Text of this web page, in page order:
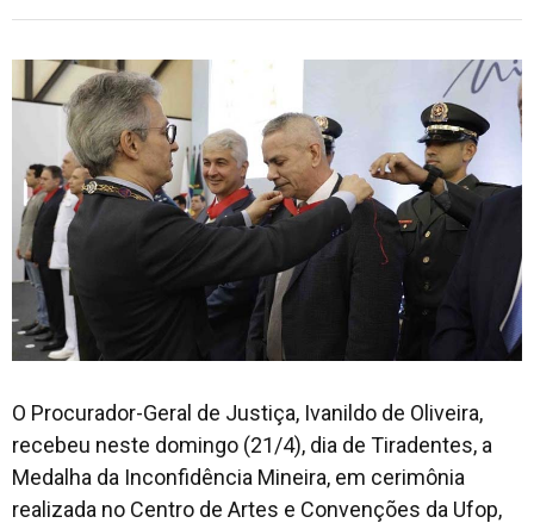
O Procurador-Geral de Justiça, Ivanildo de Oliveira,
recebeu neste domingo (21/4), dia de Tiradentes, a
Medalha da Inconfidência Mineira, em cerimônia
realizada no Centro de Artes e Convenções da Ufop,